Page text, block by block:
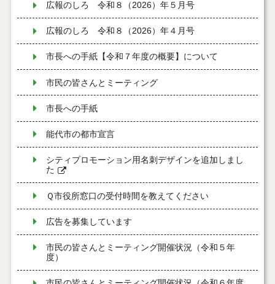
広報のしろ 令和８（2026）年５月号
広報のしろ 令和８（2026）年４月号
市長への手紙【令和７年度の概要】について
市民の皆さんとミーティング
市長への手紙
能代市の都市宣言
シティプロモーション用名刺デザインを追加しまし
た
Ｑ市役所窓口の受付時間を教えてください
広告を募集しています
市民の皆さんとミーティング開催状況（令和５年
度）